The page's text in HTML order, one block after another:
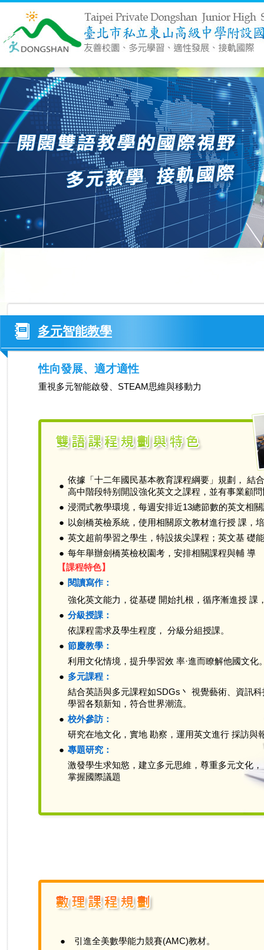
多元智能教學
性向發展、適才適性
重視多元智能啟發、STEAM思維與移動力
●
依據「十二年國民基本教育課程綱要」規劃， 結
高中階段特别開設強化英文之課程，並有事業顧
● 浸潤式教學環境，每週安排近13總節數的英文相
● 以劍橋英檢系統，使用相關原文教材進行授 課，
● 英文超前學習之學生，特設拔尖課程；英文基 礎
● 每年舉辦劍橋英檢校園考，安排相關課程與輔 導
【課程特色】
● 閱讀寫作：
強化英文能力，從基礎 開始扎根，循序漸進授 課
● 分級授課：
依課程需求及學生程度， 分級分組授課。
● 節慶教學：
利用文化情境，提升學習效 率·進而瞭解他國文化
● 多元課程：
結合英語與多元課程如SDGs丶 視覺藝術、資訊
學習各類新知，符合世界潮流。
● 校外參訪：
研究在地文化，實地 勘察，運用英文進行 採訪與
● 專題研究：
激發學生求知慾，建立多元思維，尊重多元文化，
掌握國際議題
● 引進全美數學能力競賽(AMC)教材。